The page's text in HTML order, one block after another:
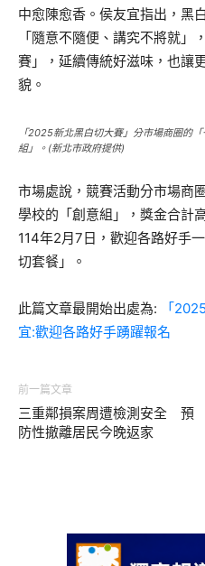
中愈陳愈香。侯友宜指出，黑
「隨意不隨便、講究不將就」
賽」，延續傳統好滋味，也讓
貌。
「2025新北黑白切大賽」分市場商圈的
組」。(新北市政府提供)
市場處說，競賽活動分市場商
學校的「創意組」，獎金合計
114年2月7日，歡迎各路好手
切套餐」。
此篇文章最開始出處為:
「
宜:歡迎各路好手踴躍報名
前一篇文章
三重鄰損案周遭檢測安全 預
防性撤離居民今晚返家